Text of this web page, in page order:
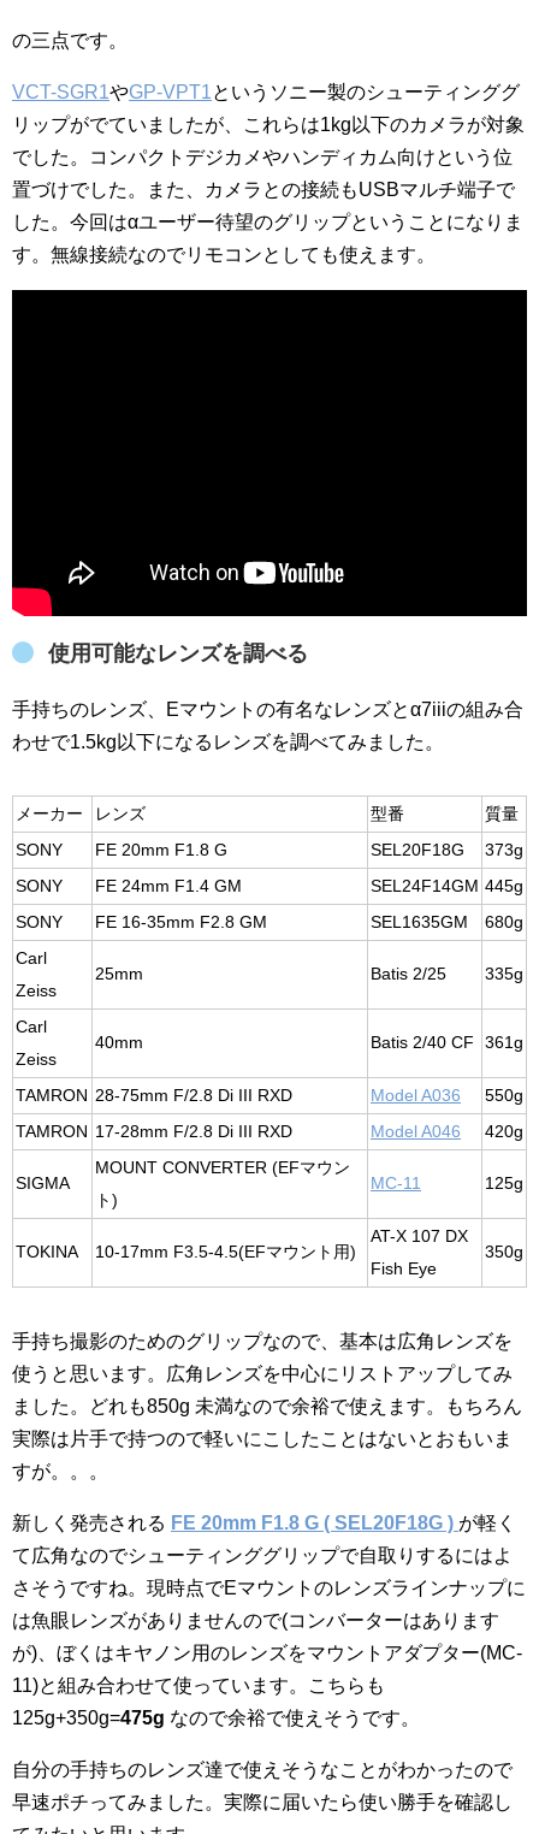
の三点です。
VCT-SGR1やGP-VPT1というソニー製のシューティンググ
リップがでていましたが、これらは1kg以下のカメラが対象
でした。コンパクトデジカメやハンディカム向けという位
置づけでした。また、カメラとの接続もUSBマルチ端子で
した。今回はαユーザー待望のグリップということになりま
す。無線接続なのでリモコンとしても使えます。
使用可能なレンズを調べる
手持ちのレンズ、Eマウントの有名なレンズとα7iiiの組み合
わせで1.5kg以下になるレンズを調べてみました。
メーカー レンズ 型番
質量
SONY
FE 20mm F1.8 G SEL20F18G
373g
SONY
FE 24mm F1.4 GM SEL24F14GM 445g
SONY
FE 16-35mm F2.8 GM SEL1635GM
680g
Carl
Zeiss
25mm Batis 2/25 335g
Carl
Zeiss
40mm Batis 2/40 CF 361g
TAMRON 28-75mm F/2.8 Di III RXD Model A036
550g
TAMRON 17-28mm F/2.8 Di III RXD Model A046 420g
SIGMA
MOUNT CONVERTER (EFマウン
ト)
MC-11 125g
TOKINA 10-17mm F3.5-4.5(EFマウント用)
AT-X 107 DX
Fish Eye
350g
手持ち撮影のためのグリップなので、基本は広角レンズを
使うと思います。広角レンズを中心にリストアップしてみ
ました。どれも850g 未満なので余裕で使えます。もちろん
実際は片手で持つので軽いにこしたことはないとおもいま
すが。。。
新しく発売される FE 20mm F1.8 G ( SEL20F18G ) が軽く
て広角なのでシューティンググリップで自取りするにはよ
さそうですね。現時点でEマウントのレンズラインナップに
は魚眼レンズがありませんので(コンバーターはあります
が)、ぼくはキヤノン用のレンズをマウントアダプター(MC-
11)と組み合わせて使っています。こちらも
125g+350g=475g なので余裕で使えそうです。
自分の手持ちのレンズ達で使えそうなことがわかったので
早速ポチってみました。実際に届いたら使い勝手を確認し